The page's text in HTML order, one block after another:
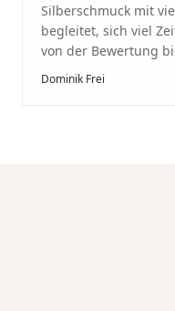
Silberschmuck mit
begleitet, sich viel
von der Bewertung
transparent und
Dominik Frei